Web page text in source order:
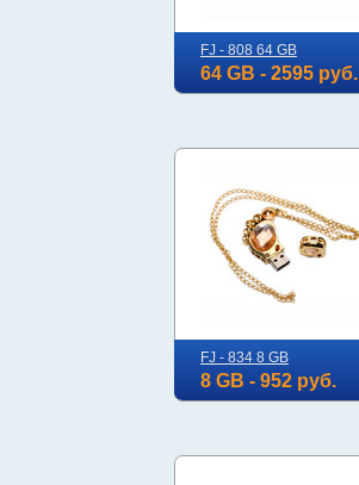
FJ - 808 64 GB
64 GB - 2595 руб.
FJ - 834 8 GB
8 GB - 952 руб.